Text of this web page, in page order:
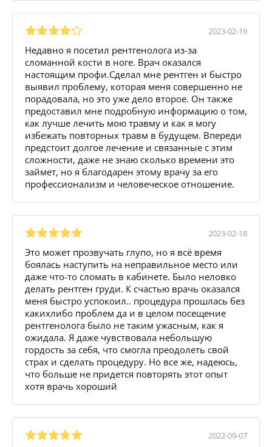
2023-02-19
Недавно я посетил рентгенолога из-за
сломанной кости в ноге. Врач оказался
настоящим профи.Сделал мне рентген и быстро
выявил проблему, которая меня совершенно не
порадовала, но это уже дело второе. Он также
предоставил мне подробную информацию о том,
как лучше лечить мою травму и как я могу
избежать повторных травм в будущем. Впереди
предстоит долгое лечение и связанные с этим
сложности, даже не знаю сколько времени это
займет, но я благодарен этому врачу за его
профессионализм и человеческое отношение.
2023-02-18
Это может прозвучать глупо, но я всё время
боялась наступить на неправильное место или
даже что-то сломать в кабинете. Было неловко
делать рентген груди. К счастью врачь оказался
меня быстро успокоил.. процедура прошлась без
какихлибо проблем да и в целом посещение
рентгенолога было не таким ужасным, как я
ожидала. Я даже чувствовала небольшую
гордость за себя, что смогла преодолеть свой
страх и сделать процедуру. Но все же, надеюсь,
что больше не придется повторять этот опыт
хотя врачь хороший
2022-09-07